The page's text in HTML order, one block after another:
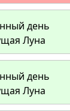
день
Луна
день
Луна